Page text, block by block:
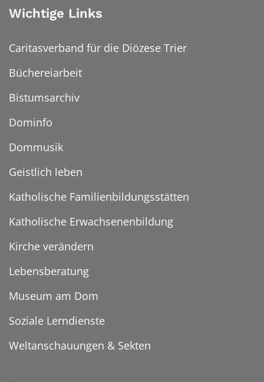
Wichtige Links
Caritasverband für die Diözese Trier
Büchereiarbeit
Bistumsarchiv
Dominfo
Dommusik
Geistlich leben
Katholische Familienbildungsstätten
Katholische Erwachsenenbildung
Kirche verändern
Lebensberatung
Museum am Dom
Soziale Lerndienste
Weltanschauungen & Sekten